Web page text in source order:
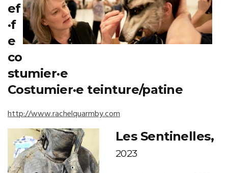
ef
·f
e
co
stumier·e
Costumier·e teinture/patine
http://www.rachelquarmby.com
Les Sentinelles,
2023